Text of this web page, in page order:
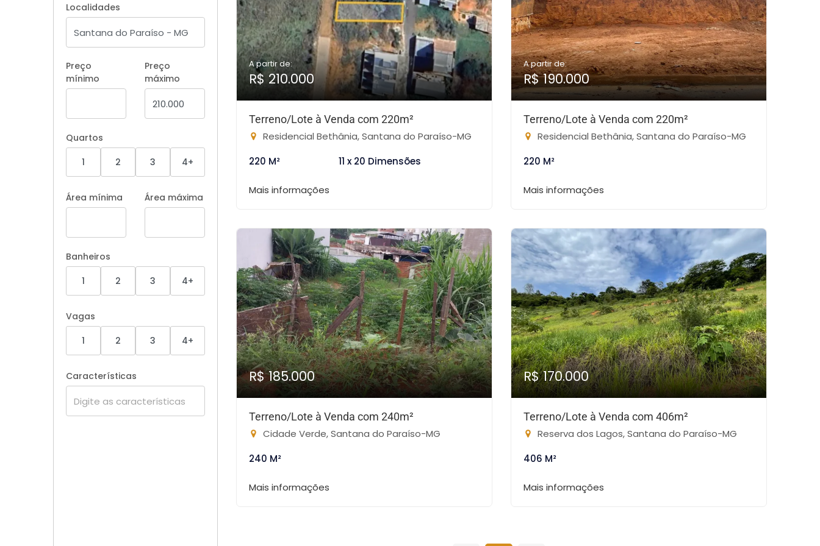
Localidades
Preço
mínimo
Preço
máximo
Quartos
1
2 3 4+
Área mínima Área máxima
Banheiros
1
2 3 4+
Vagas
1
2 3 4+
Características
A partir de:
R$ 210.000
Terreno/Lote à Venda com 220m²
Residencial Bethânia, Santana do Paraíso-MG
220 M²
11 x 20 Dimensões
Mais informações
A partir de:
R$ 190.000
Terreno/Lote à Venda com 220m²
Residencial Bethânia, Santana do Paraíso-MG
220 M²
Mais informações
R$ 185.000
Terreno/Lote à Venda com 240m²
Cidade Verde, Santana do Paraíso-MG
240 M²
Mais informações
R$ 170.000
Terreno/Lote à Venda com 406m²
Reserva dos Lagos, Santana do Paraíso-MG
406 M²
Mais informações